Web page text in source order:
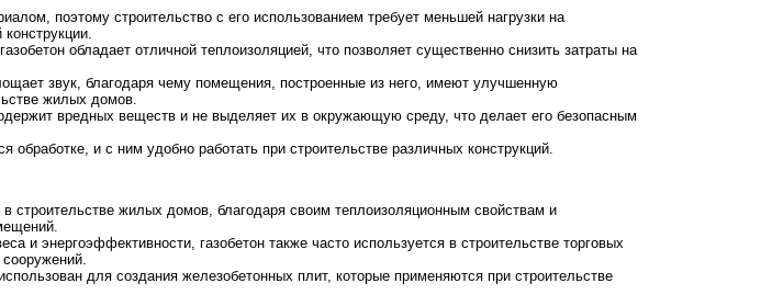
поэтому строительство с его использованием требует меньшей нагрузки на
обладает отличной теплоизоляцией, что позволяет существенно снизить затраты на
звук, благодаря чему помещения, построенные из него, имеют улучшенную
жилых домов.
вредных веществ и не выделяет их в окружающую среду, что делает его безопасным
обработке, и с ним удобно работать при строительстве различных конструкций.
строительстве жилых домов, благодаря своим теплоизоляционным свойствам и
и энергоэффективности, газобетон также часто используется в строительстве торговых
для создания железобетонных плит, которые применяются при строительстве